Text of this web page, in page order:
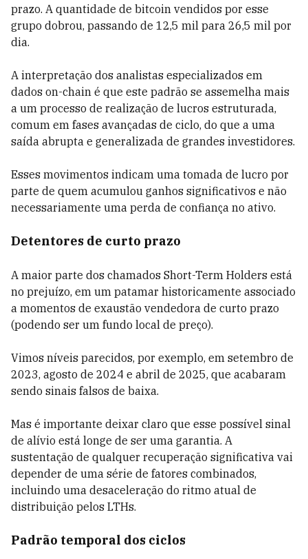
prazo. A quantidade de bitcoin vendidos por esse
grupo dobrou, passando de 12,5 mil para 26,5 mil por
dia.
A interpretação dos analistas especializados em
dados on-chain é que este padrão se assemelha mais
a um processo de realização de lucros estruturada,
comum em fases avançadas de ciclo, do que a uma
saída abrupta e generalizada de grandes investidores.
Esses movimentos indicam uma tomada de lucro por
parte de quem acumulou ganhos significativos e não
necessariamente uma perda de confiança no ativo.
Detentores de curto prazo
A maior parte dos chamados Short-Term Holders está
no prejuízo, em um patamar historicamente associado
a momentos de exaustão vendedora de curto prazo
(podendo ser um fundo local de preço).
Vimos níveis parecidos, por exemplo, em setembro de
2023, agosto de 2024 e abril de 2025, que acabaram
sendo sinais falsos de baixa.
Mas é importante deixar claro que esse possível sinal
de alívio está longe de ser uma garantia. A
sustentação de qualquer recuperação significativa vai
depender de uma série de fatores combinados,
incluindo uma desaceleração do ritmo atual de
distribuição pelos LTHs.
Padrão temporal dos ciclos